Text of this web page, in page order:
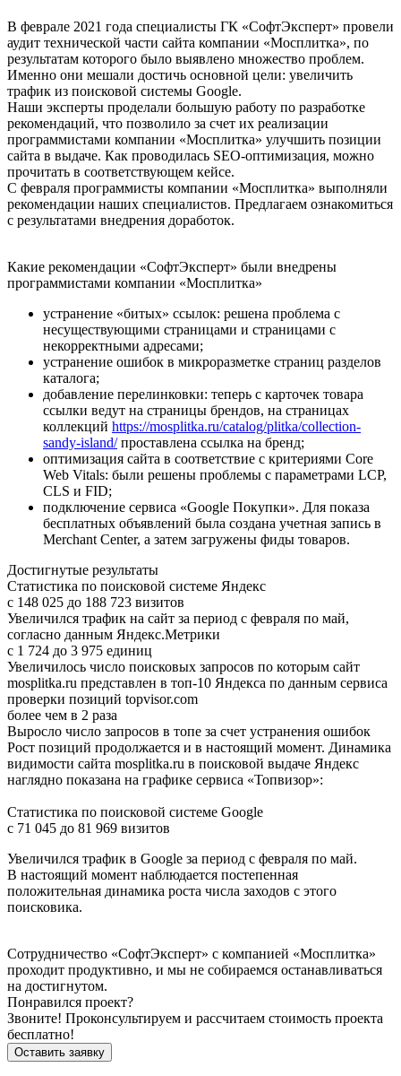
В феврале 2021 года специалисты ГК «СофтЭксперт» провели
аудит технической части сайта компании «Мосплитка», по
результатам которого было выявлено множество проблем.
Именно они мешали достичь основной цели: увеличить
трафик из поисковой системы Google.
Наши эксперты проделали большую работу по разработке
рекомендаций, что позволило за счет их реализации
программистами компании «Мосплитка» улучшить позиции
сайта в выдаче. Как проводилась SEO-оптимизация, можно
прочитать в соответствующем кейсе.
С февраля программисты компании «Мосплитка» выполняли
рекомендации наших специалистов. Предлагаем ознакомиться
с результатами внедрения доработок.
Какие рекомендации «СофтЭксперт» были внедрены
программистами компании «Мосплитка»
устранение «битых» ссылок: решена проблема с
несуществующими страницами и страницами с
некорректными адресами;
устранение ошибок в микроразметке страниц разделов
каталога;
добавление перелинковки: теперь с карточек товара
ссылки ведут на страницы брендов, на страницах
коллекций https://mosplitka.ru/catalog/plitka/collection-
sandy-island/проставлена ссылка на бренд;
оптимизация сайта в соответствие с критериями Core
Web Vitals: были решены проблемы с параметрами LCP,
CLS и FID;
подключение сервиса «Google Покупки». Для показа
бесплатных объявлений была создана учетная запись в
Merchant Center, а затем загружены фиды товаров.
Достигнутые результаты
Статистика по поисковой системе Яндекс
с 148 025 до 188 723 визитов
Увеличился трафик на сайт за период с февраля по май,
согласно данным Яндекс.Метрики
с 1 724 до 3 975 единиц
Увеличилось число поисковых запросов по которым сайт
mosplitka.ru представлен в топ-10 Яндекса по данным сервиса
проверки позиций topvisor.com
более чем в 2 раза
Выросло число запросов в топе за счет устранения ошибок
Рост позиций продолжается и в настоящий момент. Динамика
видимости сайта mosplitka.ru в поисковой выдаче Яндекс
наглядно показана на графике сервиса «Топвизор»:
Статистика по поисковой системе Google
с 71 045 до 81 969 визитов
Увеличился трафик в Google за период с февраля по май.
В настоящий момент наблюдается постепенная
положительная динамика роста числа заходов с этого
поисковика.
Сотрудничество «СофтЭксперт» с компанией «Мосплитка»
проходит продуктивно, и мы не собираемся останавливаться
на достигнутом.
Понравился проект?
Звоните! Проконсультируем и рассчитаем стоимость проекта
бесплатно!
Оставить заявку